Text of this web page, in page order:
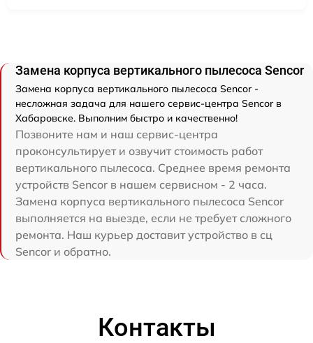
Замена корпуса вертикального пылесоса Sencor
Замена корпуса вертикального пылесоса Sencor -
несложная задача для нашего сервис-центра Sencor в
Хабаровске. Выполним быстро и качественно!
Позвоните нам и наш сервис-центра
проконсультирует и озвучит стоимость работ
вертикального пылесоса. Среднее время ремонта
устройств Sencor в нашем сервисном - 2 часа.
Замена корпуса вертикального пылесоса Sencor
выполняется на выезде, если не требует сложного
ремонта. Наш курьер доставит устройство в сц
Sencor и обратно.
Контакты